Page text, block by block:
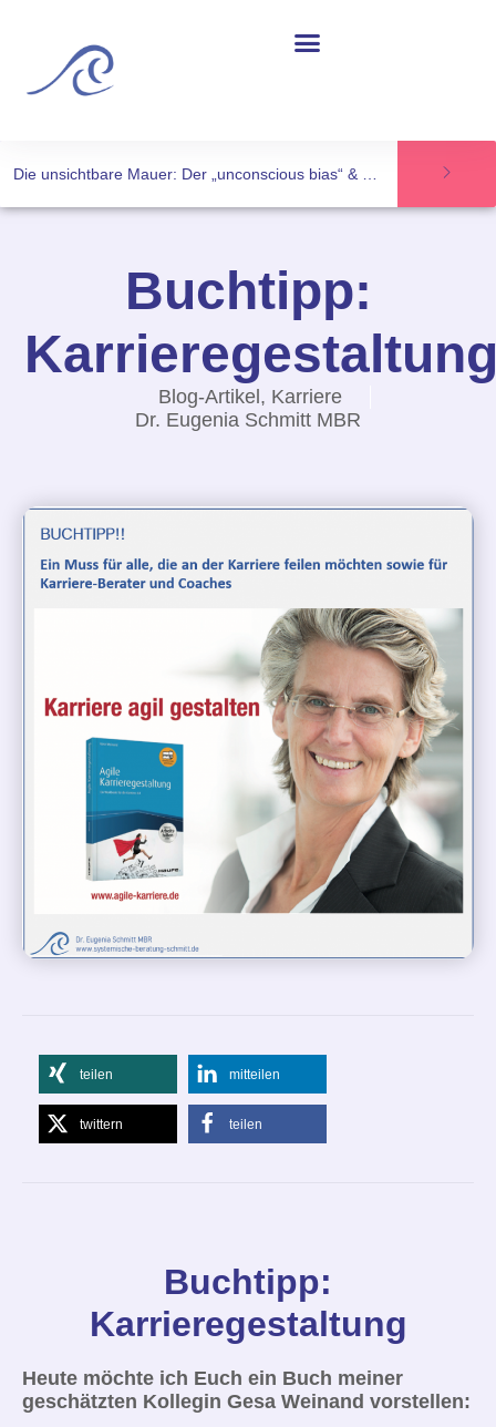
Buchtipp:
Blog-Artikel , Karriere
Dr. Eugenia Schmitt MBR
teilen mitteilen
twittern teilen
Buchtipp:
Karrieregestaltung
Heute möchte ich Euch ein Buch meiner
geschätzten Kollegin Gesa Weinand vorstellen: